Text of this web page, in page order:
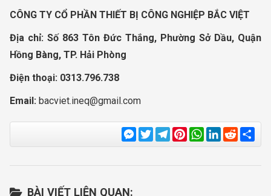
CÔNG TY CỔ PHẦN THIẾT BỊ CÔNG NGHIỆP BẮC VIỆT
Địa chỉ: Số 863 Tôn Đức Thắng, Phường Sở Dầu, Quận
Hồng Bàng, TP. Hải Phòng
Điện thoại: 0313.796.738
Email: bacviet.ineq@gmail.com
Messenger
TwitterTelegram
Pinterest
WhatsApp
LinkedIn
Reddit
BÀI VIẾT LIÊN QUAN: